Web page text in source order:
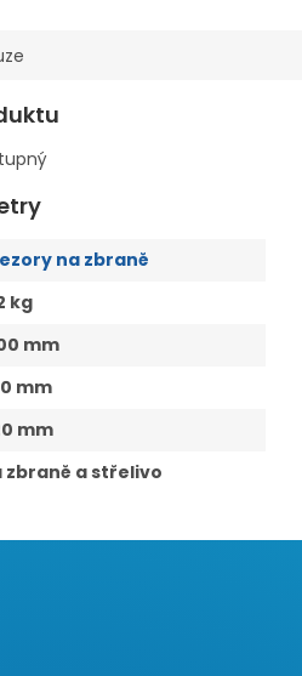
na zbraně
kg
mm
mm
mm
zbraně a střelivo